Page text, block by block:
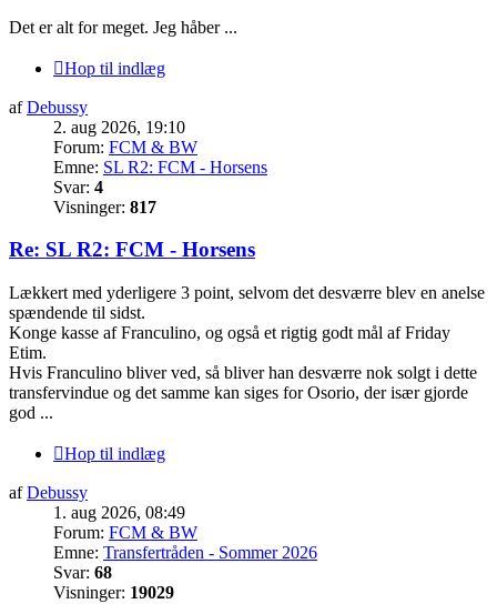
Det er alt for meget. Jeg håber ...
Hop til indlæg
afDebussy
2. aug 2026, 19:10
Forum: FCM & BW
Emne: SL R2: FCM - Horsens
Svar: 4
Visninger: 817
Re: SL R2: FCM - Horsens
Lækkert med yderligere 3 point, selvom det desværre blev en anelse
spændende til sidst.
Konge kasse af Franculino, og også et rigtig godt mål af Friday
Etim.
Hvis Franculino bliver ved, så bliver han desværre nok solgt i dette
transfervindue og det samme kan siges for Osorio, der især gjorde
god ...
Hop til indlæg
afDebussy
1. aug 2026, 08:49
Forum: FCM & BW
Emne: Transfertråden - Sommer 2026
Svar: 68
Visninger: 19029